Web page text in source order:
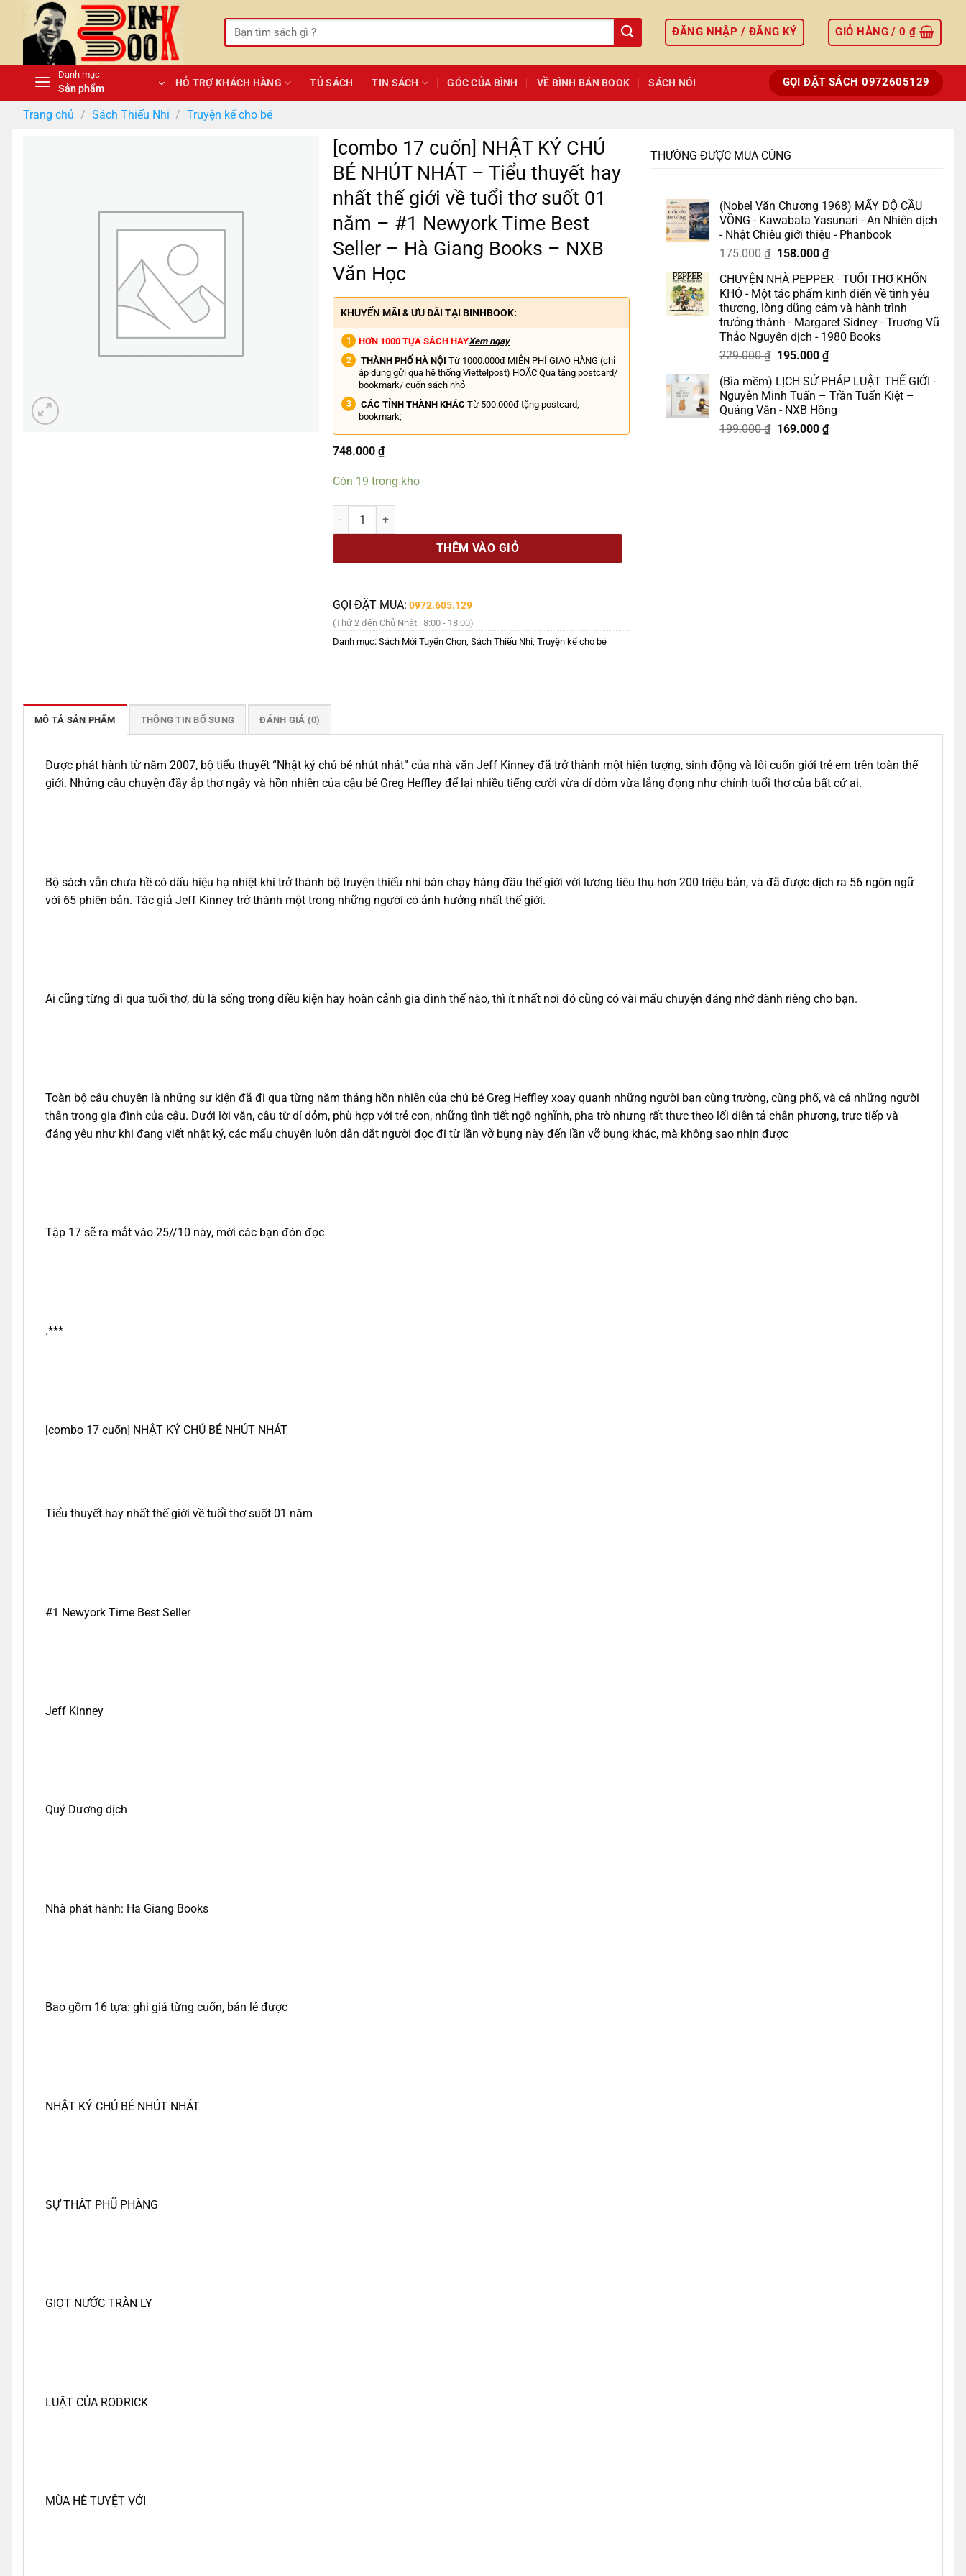
dung
Tìm
kiếm:
ĐĂNG NHẬP / ĐĂNG KÝ GIỎ HÀNG /0₫
Danh mục
Sản phẩm HỖ TRỢ KHÁCH HÀNG TỦ SÁCH TIN SÁCH GÓC CỦA BÌNH VỀ BÌNH BÁN BOOK SÁCH NÓI GỌI ĐẶT SÁCH 0972605129
Trang chủ / Sách Thiếu Nhi / Truyện kể cho bé
[combo 17 cuốn] NHẬT KÝ CHÚ
BÉ NHÚT NHÁT – Tiểu thuyết hay
nhất thế giới về tuổi thơ suốt 01
năm – #1 Newyork Time Best
Seller – Hà Giang Books – NXB
Văn Học
KHUYẾN MÃI & ƯU ĐÃI TẠI BINHBOOK:
HƠN 1000 TỰA SÁCH HAYXem ngay
THÀNH PHỐ HÀ NỘI Từ 1000.000đ MIỄN PHÍ GIAO HÀNG (chỉ
áp dụng gửi qua hệ thống Viettelpost) HOẶC Quà tặng postcard/
bookmark/ cuốn sách nhỏ
CÁC TỈNH THÀNH KHÁC Từ 500.000đ tặng postcard,
bookmark;
748.000₫
Còn 19 trong kho
[combo 17 cuốn] NHẬT KÝ CHÚ BÉ NHÚT NHÁT – Tiểu thuyết hay nhất thế giới về tuổi thơ suốt 01 năm - #1 Newyork Time Best Seller –
THÊM VÀO GIỎ
GỌI ĐẶT MUA: 0972.605.129
(Thứ 2 đến Chủ Nhật | 8:00 - 18:00)
Danh mục:Sách Mới Tuyển Chọn ,Sách Thiếu Nhi ,Truyện kể cho bé
THƯỜNG ĐƯỢC MUA CÙNG
(Nobel Văn Chương 1968) MẤY ĐỘ CẦU
VỒNG - Kawabata Yasunari - An Nhiên dịch
- Nhật Chiêu giới thiệu - Phanbook
175.000₫ Giá
là:
175.000 ₫.
158.000 ₫Giá
tại
là:
158.000 ₫.
CHUYỆN NHÀ PEPPER - TUỔI THƠ KHỐN
KHÓ - Một tác phẩm kinh điển về tình yêu
thương, lòng dũng cảm và hành trình
trưởng thành - Margaret Sidney - Trương Vũ
Thảo Nguyên dịch - 1980 Books
229.000₫ Giá
là:
229.000 ₫.
195.000 ₫Giá
tại
là:
195.000 ₫.
(Bìa mềm) LỊCH SỬ PHÁP LUẬT THẾ GIỚI -
Nguyễn Minh Tuấn – Trần Tuấn Kiệt –
Quảng Văn - NXB Hồng
199.000₫ Giá
169.000 ₫Giá
MÔ TẢ SẢN PHẨM THÔNG TIN BỔ SUNG ĐÁNH GIÁ (0)
Được phát hành từ năm 2007, bộ tiểu thuyết “Nhật ký chú bé nhút nhát” của nhà văn Jeff Kinney đã trở thành một hiện tượng, sinh động và lôi cuốn giới trẻ em trên toàn thế
giới. Những câu chuyện đầy ắp thơ ngây và hồn nhiên của cậu bé Greg Heffley để lại nhiều tiếng cười vừa dí dỏm vừa lắng đọng như chính tuổi thơ của bất cứ ai.
Bộ sách vẫn chưa hề có dấu hiệu hạ nhiệt khi trở thành bộ truyện thiếu nhi bán chạy hàng đầu thế giới với lượng tiêu thụ hơn 200 triệu bản, và đã được dịch ra 56 ngôn ngữ
với 65 phiên bản. Tác giả Jeff Kinney trở thành một trong những người có ảnh hưởng nhất thế giới.
Ai cũng từng đi qua tuổi thơ, dù là sống trong điều kiện hay hoàn cảnh gia đình thế nào, thì ít nhất nơi đó cũng có vài mẩu chuyện đáng nhớ dành riêng cho bạn.
Toàn bộ câu chuyện là những sự kiện đã đi qua từng năm tháng hồn nhiên của chú bé Greg Heffley xoay quanh những người bạn cùng trường, cùng phố, và cả những người
thân trong gia đình của cậu. Dưới lời văn, câu từ dí dỏm, phù hợp với trẻ con, những tình tiết ngộ nghĩnh, pha trò nhưng rất thực theo lối diễn tả chân phương, trực tiếp và
đáng yêu như khi đang viết nhật ký, các mẩu chuyện luôn dẫn dắt người đọc đi từ lần vỡ bụng này đến lần vỡ bụng khác, mà không sao nhịn được
Tập 17 sẽ ra mắt vào 25//10 này, mời các bạn đón đọc
.***
[combo 17 cuốn] NHẬT KÝ CHÚ BÉ NHÚT NHÁT
Tiểu thuyết hay nhất thế giới về tuổi thơ suốt 01 năm
#1 Newyork Time Best Seller
Jeff Kinney
Quý Dương dịch
Nhà phát hành: Ha Giang Books
Bao gồm 16 tựa: ghi giá từng cuốn, bán lẻ được
NHẬT KÝ CHÚ BÉ NHÚT NHÁT
SỰ THÂT PHŨ PHÀNG
GIỌT NƯỚC TRÀN LY
LUẬT CỦA RODRICK
MÙA HÈ TUYỆT VỚI